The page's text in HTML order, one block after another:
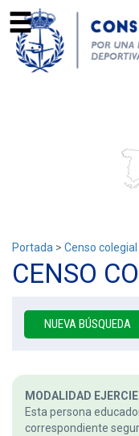
Portada > Censo colegial
CENSO
NUEVA BÚSQUEDA
MODALIDAD
Esta persona
correspondiente